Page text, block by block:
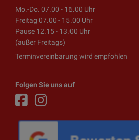
Mo.-Do. 07.00 - 16.00 Uhr
Freitag 07.00 - 15.00 Uhr
Pause 12.15 - 13.00 Uhr
(außer Freitags)
Terminvereinbarung wird empfohlen
Folgen Sie uns auf